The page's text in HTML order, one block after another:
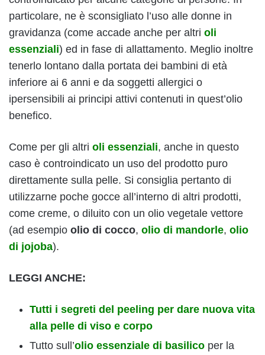
particolare, ne è sconsigliato l’uso alle donne in
gravidanza (come accade anche per altri oli
essenziali) ed in fase di allattamento. Meglio inoltre
tenerlo lontano dalla portata dei bambini di età
inferiore ai 6 anni e da soggetti allergici o
ipersensibili ai principi attivi contenuti in quest’olio
benefico.
Come per gli altri oli essenziali, anche in questo
caso è controindicato un uso del prodotto puro
direttamente sulla pelle. Si consiglia pertanto di
utilizzarne poche gocce all’interno di altri prodotti,
come creme, o diluito con un olio vegetale vettore
(ad esempio olio di cocco, olio di mandorle, olio
di jojoba).
LEGGI ANCHE:
Tutti i segreti del peeling per dare nuova vita
alla pelle di viso e corpo
Tutto sull’olio essenziale di basilico per la